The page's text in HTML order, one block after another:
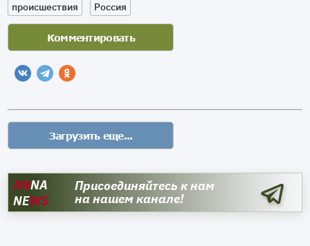
происшествия
Россия
ANNA
NEWS
Присоединяйтесь к нам
на нашем канале!